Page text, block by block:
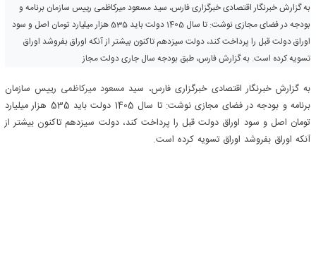
به گزارش خبرنگار اقتصادی خبرگزاری فارس، سید مسعود میرکاظمی رییس سازمان برنامه و
بودجه در فضای مجازی نوشت: تا سال 1405 دولت باید 535 هزار میلیارد تومان اصل و سود
اوراق دولت قبل را پرداخت کند، دولت سیزدهم تاکنون بیشتر از آنکه اوراق بفروشد اوراق
تسویه کرده است. به گزارش فارس، طبق بودجه سال جاری دولت مجاز
به گزارش خبرنگار اقتصادی خبرگزاری فارس، سید مسعود میرکاظمی رییس سازمان
برنامه و بودجه در فضای مجازی نوشت: تا سال 1405 دولت باید 535 هزار میلیارد
تومان اصل و سود اوراق دولت قبل را پرداخت کند، دولت سیزدهم تاکنون بیشتر از
آنکه اوراق بفروشد اوراق تسویه کرده است.